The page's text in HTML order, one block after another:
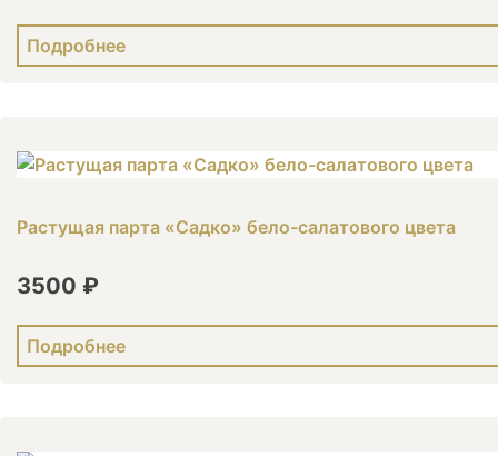
Подробнее
Растущая парта «Садко» бело-салатового цвета
3500 ₽
Подробнее